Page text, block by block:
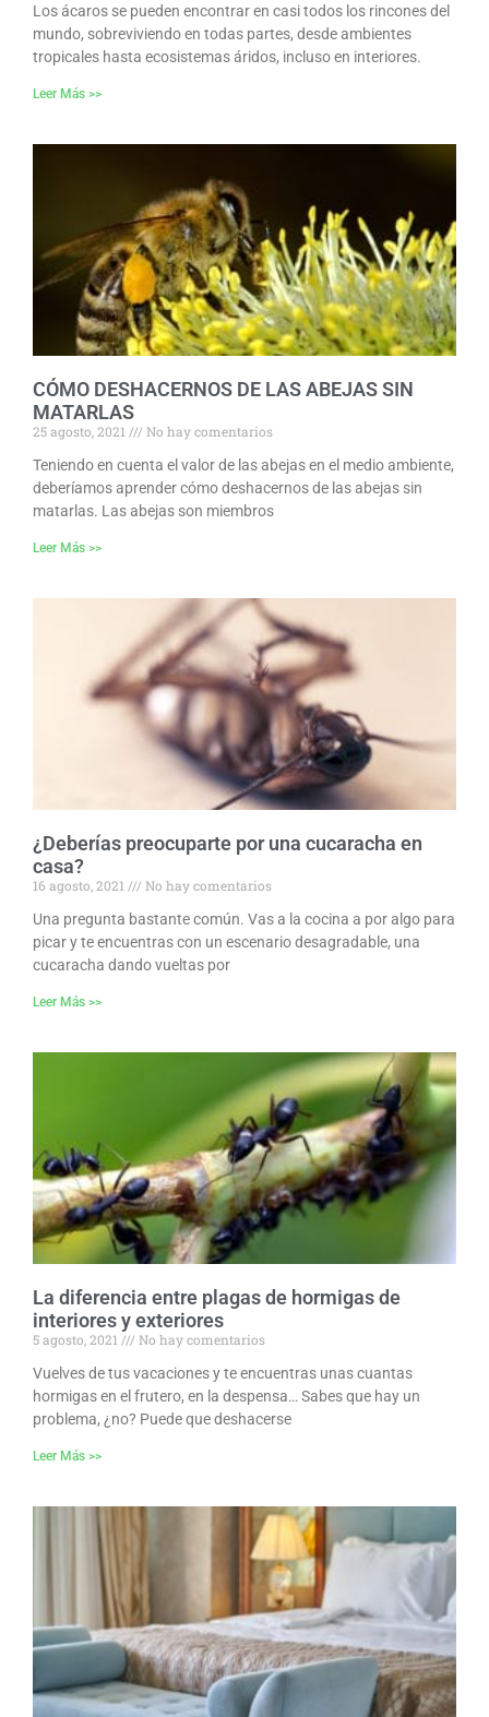
Los ácaros se pueden encontrar en casi todos los rincones del
mundo, sobreviviendo en todas partes, desde ambientes
tropicales hasta ecosistemas áridos, incluso en interiores.
Leer Más >>
CÓMO DESHACERNOS DE LAS ABEJAS SIN
MATARLAS
25 agosto, 2021
No hay comentarios
Teniendo en cuenta el valor de las abejas en el medio ambiente,
deberíamos aprender cómo deshacernos de las abejas sin
matarlas. Las abejas son miembros
Leer Más >>
¿Deberías preocuparte por una cucaracha en
casa?
16 agosto, 2021
No hay comentarios
Una pregunta bastante común. Vas a la cocina a por algo para
picar y te encuentras con un escenario desagradable, una
cucaracha dando vueltas por
Leer Más >>
La diferencia entre plagas de hormigas de
interiores y exteriores
5 agosto, 2021
No hay comentarios
Vuelves de tus vacaciones y te encuentras unas cuantas
hormigas en el frutero, en la despensa… Sabes que hay un
problema, ¿no? Puede que deshacerse
Leer Más >>